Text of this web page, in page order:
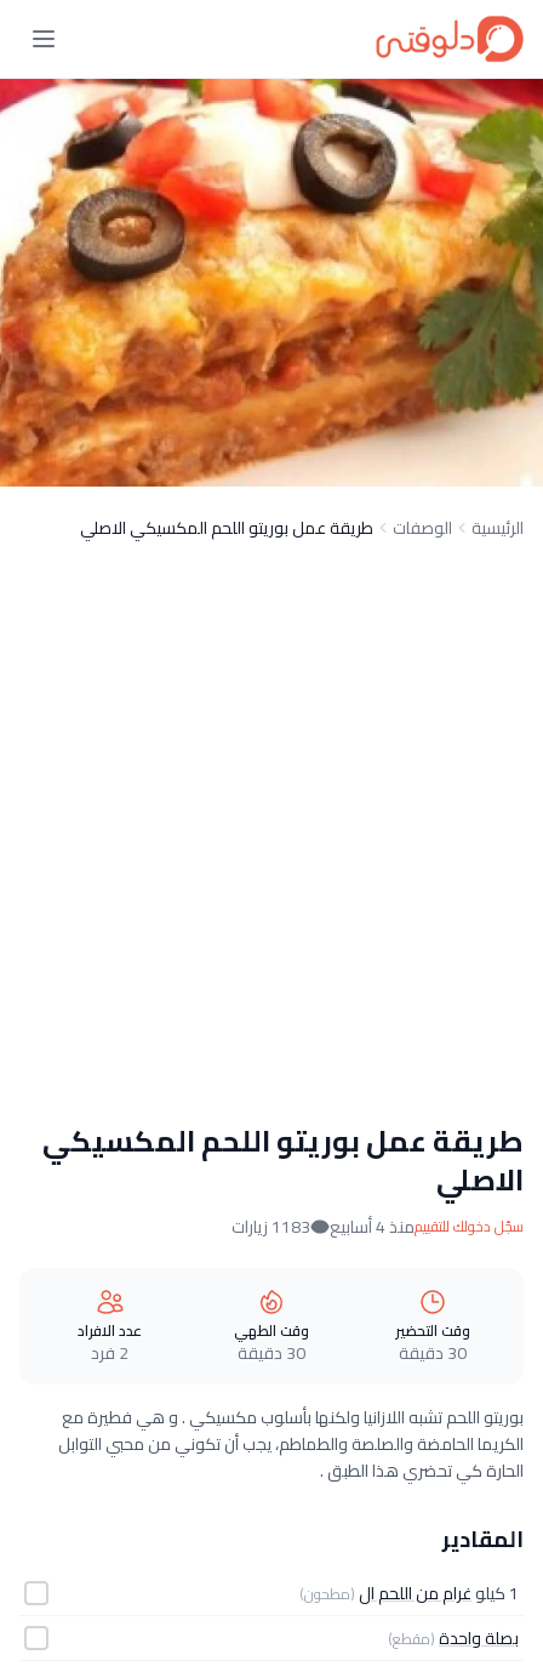
الرئيسية الوصفات طريقة عمل بوريتو اللحم المكسيكي الاصلي
طريقة عمل بوريتو اللحم المكسيكي
الاصلي
سجّل دخولك للتقييممنذ 4 أسابيع 1183 زيارات
وقت التحضير
30 دقيقة
وقت الطهي
30 دقيقة
عدد الافراد
2 فرد
بوريتو اللحم تشبه اللازانيا ولكنها بأسلوب مكسيكي . و هي فطيرة مع
الكريما الحامضة والصلصة والطماطم، يجب أن تكوني من محبي التوابل
الحارة كي تحضري هذا الطبق .
المقادير
1 كيلو غرام من اللحم ال(مطحون)
بصلة واحدة(مقطع)